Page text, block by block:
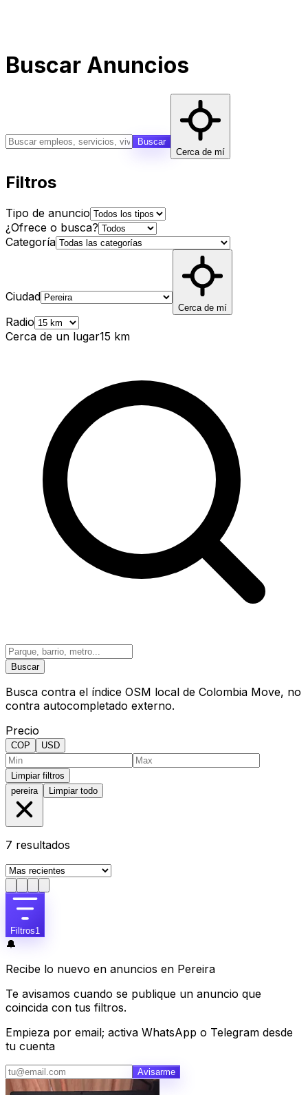
Buscar Anuncios
Buscar
Cerca de mí
Filtros
Tipo de anuncio
¿Ofrece o busca?
Categoría
Ciudad
Cerca de mí
Radio
Cerca de un lugar15 km
Buscar
Busca contra el índice OSM local de Colombia Move, no
contra autocompletado externo.
Precio
COP USD
Limpiar filtros
pereira
Limpiar todo
7 resultados
Filtros1
🔔
Recibe lo nuevo en anuncios en Pereira
Te avisamos cuando se publique un anuncio que
coincida con tus filtros.
Empieza por email; activa WhatsApp o Telegram desde
tu cuenta
Avisarme